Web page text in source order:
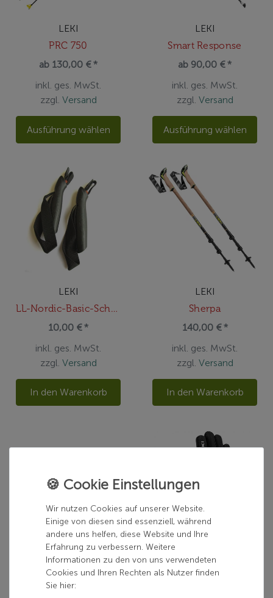
LEKI
PRC 750
ab 130,00 € *
inkl. ges. MwSt.
zzgl. Versand
Ausführung wählen
LEKI
Smart Response
ab 90,00 € *
inkl. ges. MwSt.
zzgl. Versand
Ausführung wählen
LEKI
LL-Nordic-Basic-Schlaufe
10,00 € *
inkl. ges. MwSt.
zzgl. Versand
In den Warenkorb
LEKI
Sherpa
140,00 € *
inkl. ges. MwSt.
zzgl. Versand
In den Warenkorb
LEKI
Trigger 1 V2 Schlaufe
25,00 € *
LEKI
CC Thermo Shark
Wir nutzen Cookies auf unserer Website.
Einige von diesen sind essenziell, während
andere uns helfen, diese Website und Ihre
Erfahrung zu verbessern. Weitere
Informationen zu den von uns verwendeten
Cookies und Ihren Rechten als Nutzer finden
Sie hier: